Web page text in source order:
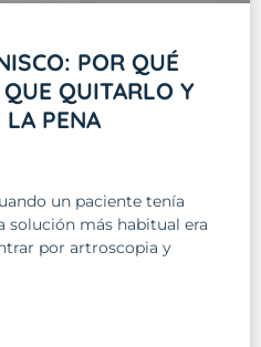
POR QUÉ
QUITARLO Y
LA PENA
un paciente tenía
solución más habitual era
por artroscopia y